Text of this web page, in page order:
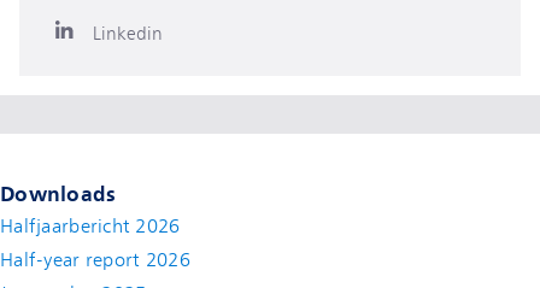
Linkedin
Downloads
Halfjaarbericht 2026
Half-year report 2026